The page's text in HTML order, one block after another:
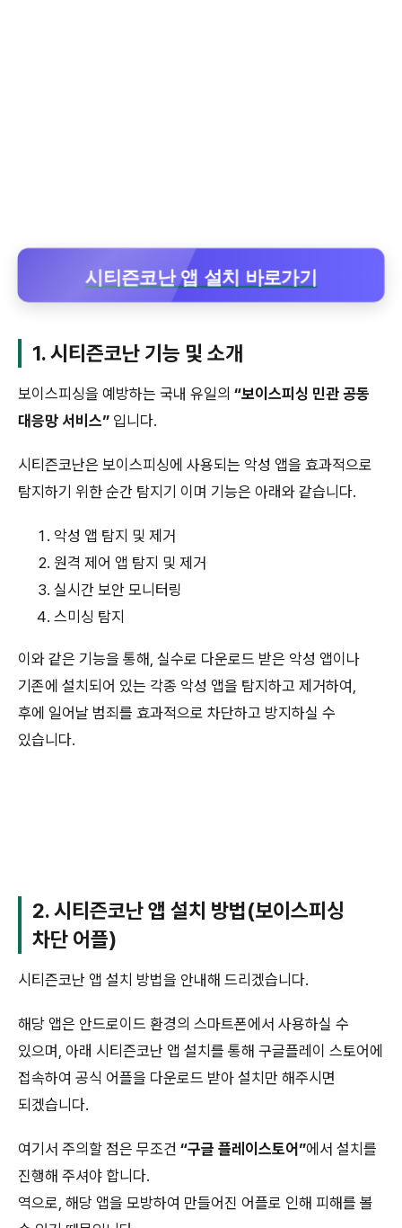
시티즌코난 앱 설치 바로가기
1. 시티즌코난 기능 및 소개
보이스피싱을 예방하는 국내 유일의 “보이스피싱 민관 공동
대응망 서비스” 입니다.
시티즌코난은 보이스피싱에 사용되는 악성 앱을 효과적으로
탐지하기 위한 순간 탐지기 이며 기능은 아래와 같습니다.
악성 앱 탐지 및 제거
원격 제어 앱 탐지 및 제거
실시간 보안 모니터링
스미싱 탐지
이와 같은 기능을 통해, 실수로 다운로드 받은 악성 앱이나
기존에 설치되어 있는 각종 악성 앱을 탐지하고 제거하여,
후에 일어날 범죄를 효과적으로 차단하고 방지하실 수
있습니다.
2. 시티즌코난 앱 설치 방법(보이스피싱
차단 어플)
시티즌코난 앱 설치 방법을 안내해 드리겠습니다.
해당 앱은 안드로이드 환경의 스마트폰에서 사용하실 수
있으며, 아래 시티즌코난 앱 설치를 통해 구글플레이 스토어에
접속하여 공식 어플을 다운로드 받아 설치만 해주시면
되겠습니다.
여기서 주의할 점은 무조건 “구글 플레이스토어”에서 설치를
진행해 주셔야 합니다.
역으로, 해당 앱을 모방하여 만들어진 어플로 인해 피해를 볼